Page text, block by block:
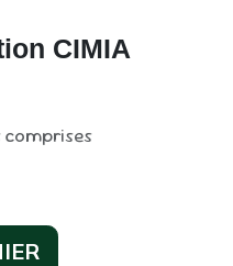
CIMIA
comprises